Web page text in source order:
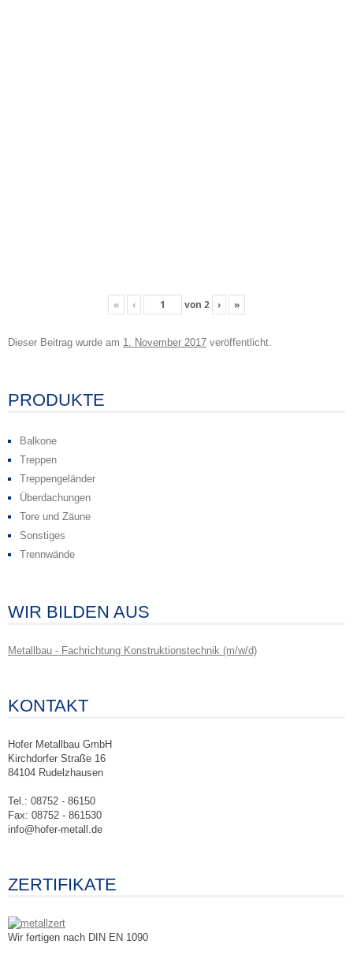
« ‹ von 2 › »
Dieser Beitrag wurde am 1. November 2017 veröffentlicht.
PRODUKTE
Balkone
Treppen
Treppengeländer
Überdachungen
Tore und Zäune
Sonstiges
Trennwände
WIR BILDEN AUS
Metallbau - Fachrichtung Konstruktionstechnik (m/w/d)
KONTAKT
Hofer Metallbau GmbH
Kirchdorfer Straße 16
84104 Rudelzhausen
Tel.: 08752 - 86150
Fax: 08752 - 861530
info@hofer-metall.de
ZERTIFIKATE
Wir fertigen nach DIN EN 1090